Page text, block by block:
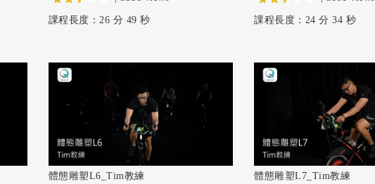
課程長度：26 分 49 秒 課程長度：24 分 34 秒
體態雕塑L6_Tim教練
體態雕塑L7_Tim教練